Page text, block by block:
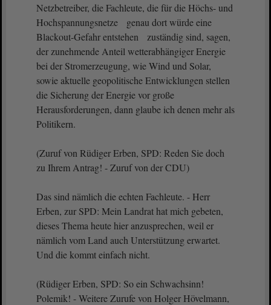
Netzbetreiber, die Fachleute, die für die Höchs- und
Hochspannungsnetze genau dort würde eine
Blackout-Gefahr entstehen zuständig sind, sagen,
der zunehmende Anteil wetterabhängiger Energie
bei der Stromerzeugung, wie Wind und Solar,
sowie aktuelle geopolitische Entwicklungen stellen
die Sicherung der Energie vor große
Herausforderungen, dann glaube ich denen mehr als
Politikern.
(Zuruf von Rüdiger Erben, SPD: Reden Sie doch
zu Ihrem Antrag! - Zuruf von der CDU)
Das sind nämlich die echten Fachleute. - Herr
Erben, zur SPD: Mein Landrat hat mich gebeten,
dieses Thema heute hier anzusprechen, weil er
nämlich vom Land auch Unterstützung erwartet.
Und die kommt einfach nicht.
(Rüdiger Erben, SPD: So ein Schwachsinn!
Polemik! - Weitere Zurufe von Holger Hövelmann,